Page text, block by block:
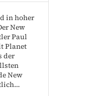
in hoher
New
Paul
Planet
der
New